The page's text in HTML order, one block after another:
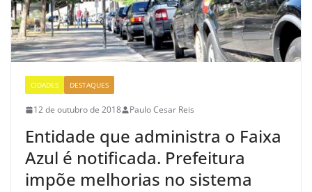
CIDADES DESTAQUES
12 de outubro de 2018 Paulo Cesar Reis
Entidade que administra o Faixa
Azul é notificada. Prefeitura
impõe melhorias no sistema